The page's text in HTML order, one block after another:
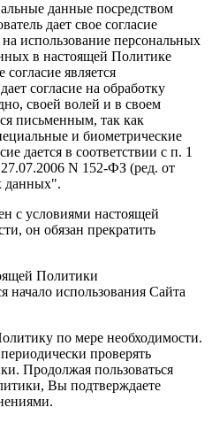
данные посредством
дает свое согласие
использование персональных
в настоящей Политике
является
согласие на обработку
своей волей и в своем
письменным, так как
и биометрические
дается в соответствии с п. 1
N 152-ФЗ (ред. от
данных".
с условиями настоящей
он обязан прекратить
Политики
начало использования Сайта
по мере необходимости.
проверять
Продолжая пользоваться
Вы подтверждаете